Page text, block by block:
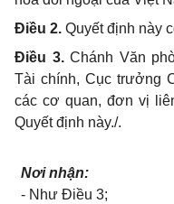
Điều 2. Quyết định này
Điều 3.Chánh Văn
Tài chính, Cục trưởng
các cơ quan, đơn vị
Quyết định này./.
Nơi nhận:
- Như Điều 3;